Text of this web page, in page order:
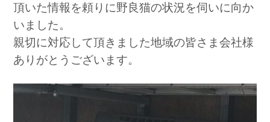
頂いた情報を頼りに野良猫の状況を伺いに向か
いました。
親切に対応して頂きました地域の皆さま会社様
ありがとうございます。